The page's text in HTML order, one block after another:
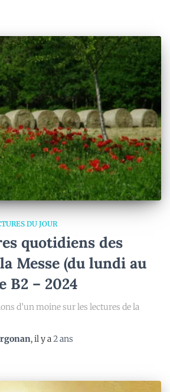
DU JOUR
quotidiens des
Messe (du lundi au
B2 – 2024
d’un moine sur les lectures de la
, il y a2 ans